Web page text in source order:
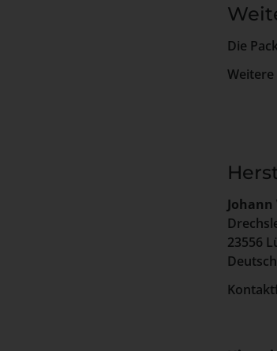
Die
23556